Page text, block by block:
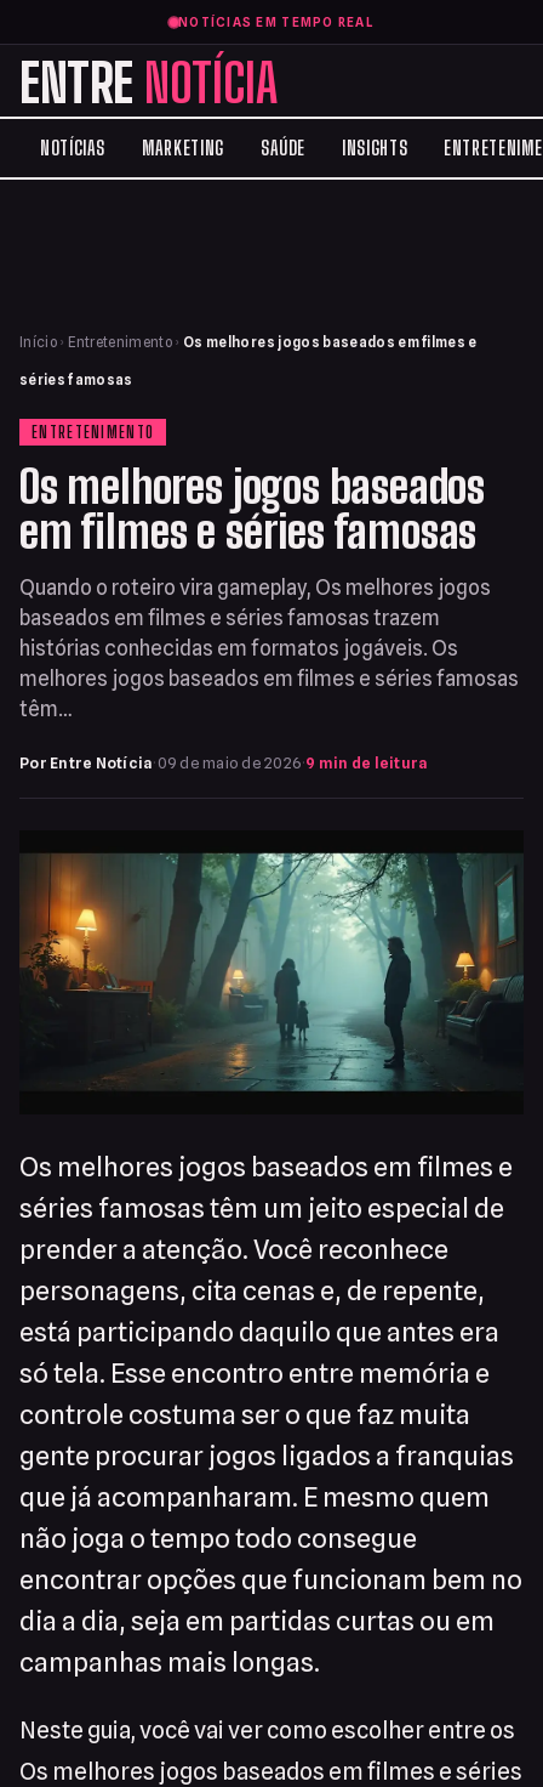
NOTÍCIAS EM TEMPO REAL
ENTRE NOTÍCIA
NOTÍCIAS MARKETING SAÚDE INSIGHTS
Início › Entretenimento › Os melhores jogos baseados em filmes e
séries famosas
ENTRETENIMENTO
Os melhores jogos baseados
em filmes e séries famosas
Quando o roteiro vira gameplay, Os melhores jogos
baseados em filmes e séries famosas trazem
histórias conhecidas em formatos jogáveis. Os
melhores jogos baseados em filmes e séries famosas
têm…
Por Entre Notícia· 09 de maio de 2026·9 min de leitura
Os melhores jogos baseados em filmes e
séries famosas têm um jeito especial de
prender a atenção. Você reconhece
personagens, cita cenas e, de repente,
está participando daquilo que antes era
só tela. Esse encontro entre memória e
controle costuma ser o que faz muita
gente procurar jogos ligados a franquias
que já acompanharam. E mesmo quem
não joga o tempo todo consegue
encontrar opções que funcionam bem no
dia a dia, seja em partidas curtas ou em
campanhas mais longas.
Neste guia, você vai ver como escolher entre os
Os melhores jogos baseados em filmes e séries